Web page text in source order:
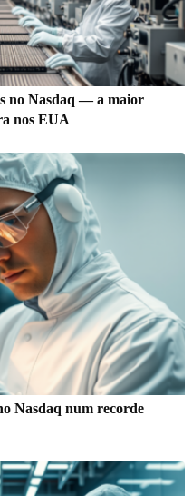
no Nasdaq — a maior
nos EUA
Nasdaq num recorde